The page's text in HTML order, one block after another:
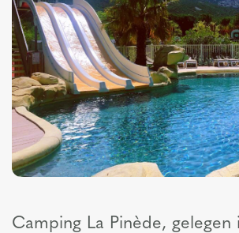
Camping La Pinède, gelegen